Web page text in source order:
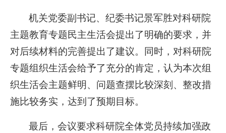
机关党委副书记、纪委书记景军胜对科研院
主题教育专题民主生活会提出了明确的要求，并
对后续材料的完善提出了建议。同时，对科研院
专题组织生活会给予了充分的肯定，认为本次组
织生活会主题鲜明、问题查摆比较深刻、整改措
施比较务实，达到了预期目标。
最后，会议要求科研院全体党员持续加强政